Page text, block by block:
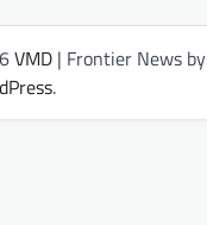
VMD | Frontier News by
.